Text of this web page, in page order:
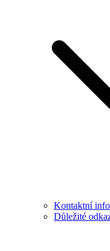
Kontaktní
Důležité